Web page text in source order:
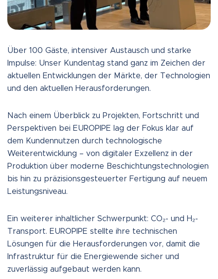
Über 100 Gäste, intensiver Austausch und starke
Impulse: Unser Kundentag stand ganz im Zeichen der
aktuellen Entwicklungen der Märkte, der Technologien
und den aktuellen Herausforderungen.
Nach einem Überblick zu Projekten, Fortschritt und
Perspektiven bei EUROPIPE lag der Fokus klar auf
dem Kundennutzen durch technologische
Weiterentwicklung – von digitaler Exzellenz in der
Produktion über moderne Beschichtungstechnologien
bis hin zu präzisionsgesteuerter Fertigung auf neuem
Leistungsniveau.
Ein weiterer inhaltlicher Schwerpunkt: CO₂- und H₂-
Transport. EUROPIPE stellte ihre technischen
Lösungen für die Herausforderungen vor, damit die
Infrastruktur für die Energiewende sicher und
zuverlässig aufgebaut werden kann.